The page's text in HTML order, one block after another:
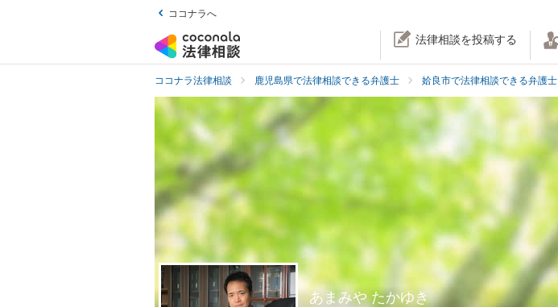
ココナラへ
法律相談を投稿する
ココナラ法律相談 鹿児島県で法律相談できる弁護士 姶良市で法律相談できる弁護士
あまみや たかゆき